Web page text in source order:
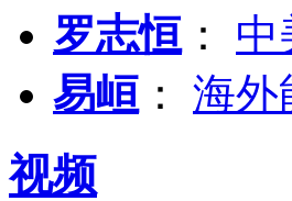
罗志恒 ： 中
易峘 ： 海外
视频